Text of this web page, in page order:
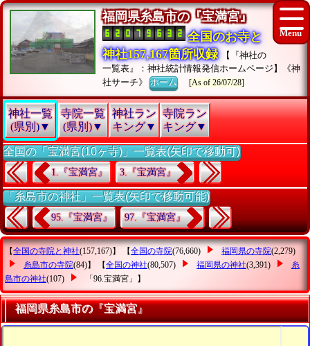
福岡県糸島市の『宝満宮』
全国のお寺と
神社157,167箇所収録
【『神社の
一覧表』：神社統計情報発信ホームページ】《神
社サーチ》ホーム [As of 26/07/28]
神社一覧
(県別)▼
寺院一覧
(県別)▼
神社ラン
キング▼
寺院ラン
キング▼
全国の「宝満宮(10ヶ寺)」一覧表(矢印で移動可)
1.『宝満宮』 3.『宝満宮』
「糸島市の神社」一覧表(矢印で移動可能)
95.『宝満宮』 97.『宝満宮』
【全国の寺院と神社(157,167)】 【全国の寺院(76,660) 福岡県の寺院(2,279)
糸島市の寺院(84)】 【全国の神社(80,507) 福岡県の神社(3,391)
糸
島市の神社(107) 「96.宝満宮」 】
福岡県糸島市の『宝満宮』